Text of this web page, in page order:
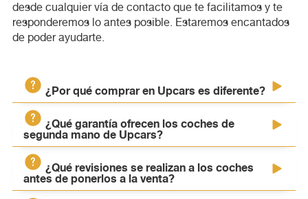
desde cualquier vía de contacto que te facilitamos y te
responderemos lo antes posible. Estaremos encantados
de poder ayudarte.
¿Por qué comprar en Upcars es diferente?
Cuando compres en Upcars,siempre tendrás la
sensación de que has hecho una buena compra
el momento que entres a nuestra web, conoceras de
primera mano en que estado estan los vehículos,
con
todo tipo de detalle.
¿Qué garantía ofrecen los coches de
segunda mano de Upcars?
La seguridad de lo que vendemos es tan grande, que te
damos1 año de garantía gratuita propia
¿Qué revisiones se realizan a los coches
antes de ponerlos a la venta?